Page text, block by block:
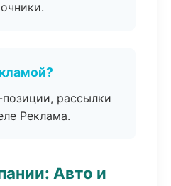
рассылки
Реклама.
Авто и